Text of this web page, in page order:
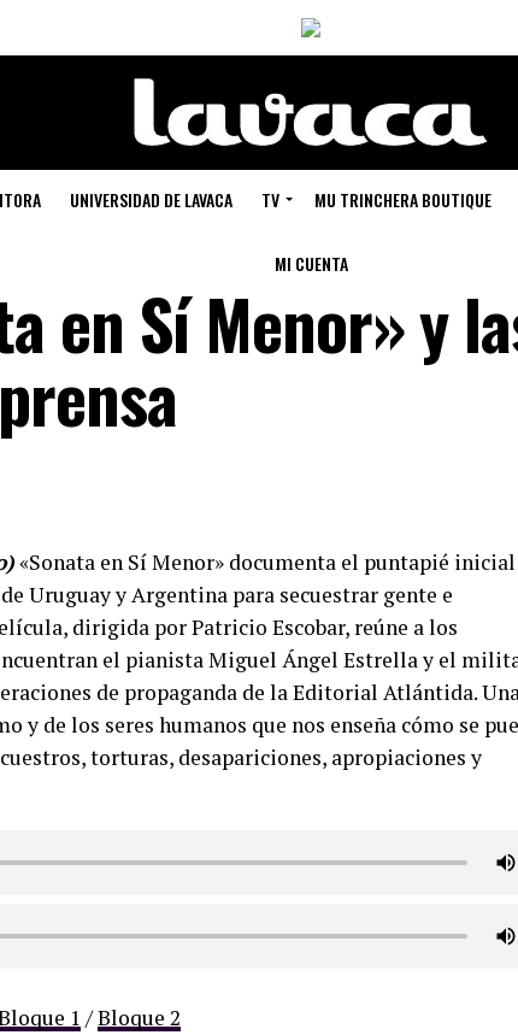
UNIVERSIDAD DE LAVACA TV MU TRINCHERA BOUTIQUE
MI CUENTA
en Sí Menor» y
«Sonata en Sí Menor» documenta el puntapié
Uruguay y Argentina para secuestrar gente e
dirigida por Patricio Escobar, reúne a los
el pianista Miguel Ángel Estrella y el
de propaganda de la Editorial Atlántida.
y de los seres humanos que nos enseña cómo se
torturas, desapariciones, apropiaciones y
1 /Bloque 2